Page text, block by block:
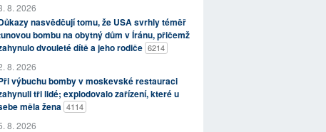
8. 2026
nasvědčují tomu, že USA svrhly téměř
bombu na obytný dům v Íránu, přičemž
dvouleté dítě a jeho rodiče 6214
8. 2026
výbuchu bomby v moskevské restauraci
tři lidé; explodovalo zařízení, které u
měla žena 4114
8. 2026